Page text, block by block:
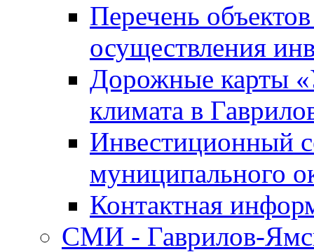
Перечень
осуществления
Дорожные карты
климата в
Инвестиционный
муниципального
Контактная
СМИ - Гаврилов-